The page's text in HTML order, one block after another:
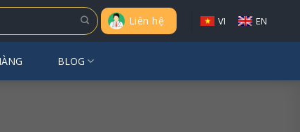
Liên hệ VI EN
BLOG